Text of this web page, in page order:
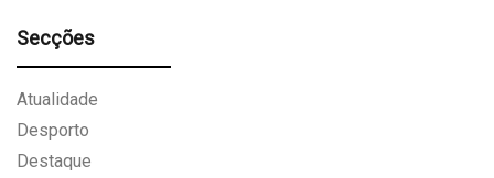
Secções
Atualidade
Desporto
Destaque